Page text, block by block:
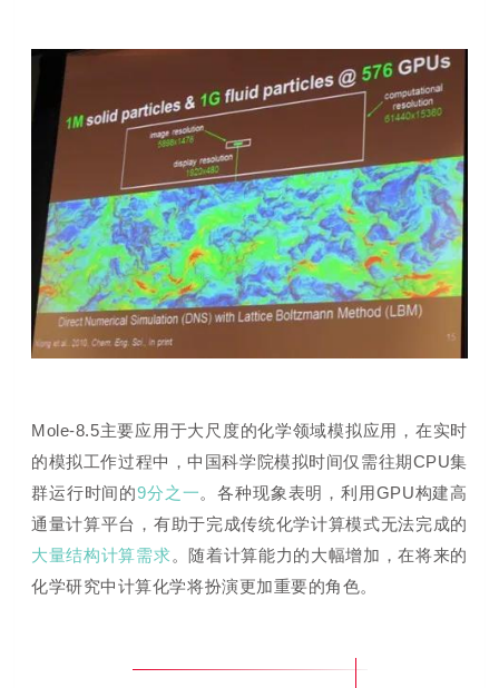
Mole-8.5主要应用于大尺度的化学领域模拟应用，在实时
的模拟工作过程中，中国科学院模拟时间仅需往期CPU集
群运行时间的9分之一。各种现象表明，利用GPU构建高
通量计算平台，有助于完成传统化学计算模式无法完成的
大量结构计算需求。随着计算能力的大幅增加，在将来的
化学研究中计算化学将扮演更加重要的角色。